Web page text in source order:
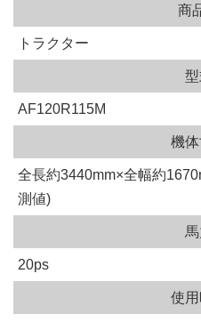
商
トラクター
AF120R115M
機
全長約3440mm×全幅約
測値)
20ps
使